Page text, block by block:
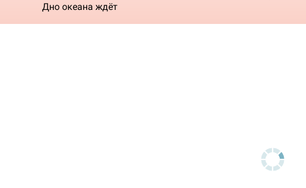
Дно океана ждёт